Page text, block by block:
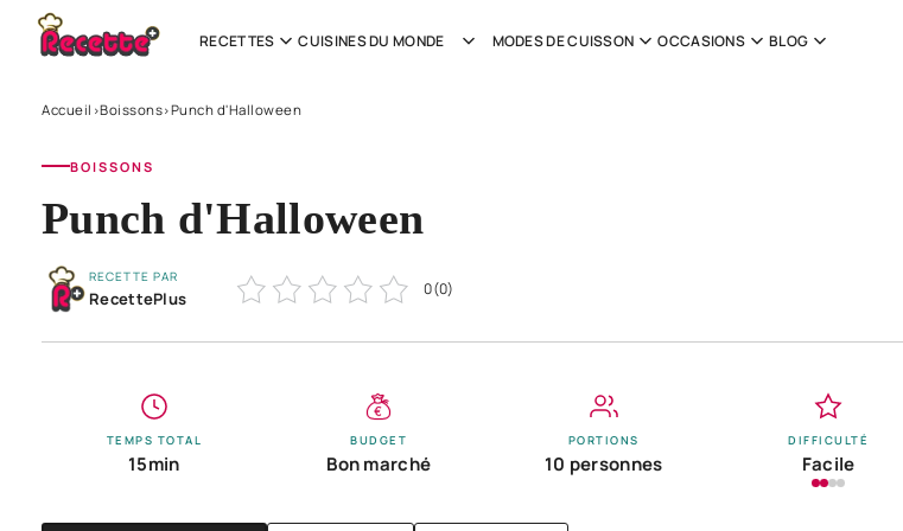
RECETTES CUISINES DU MONDE MODES DE CUISSON OCCASIONS BLOG
Accueil ›Boissons›Punch d'Halloween
BOISSONS
Punch d'Halloween
RECETTE PAR
RecettePlus 0(0)
TEMPS TOTAL
15min
BUDGET
Bon marché
PORTIONS
10 personnes
DIFFICULTÉ
Facile